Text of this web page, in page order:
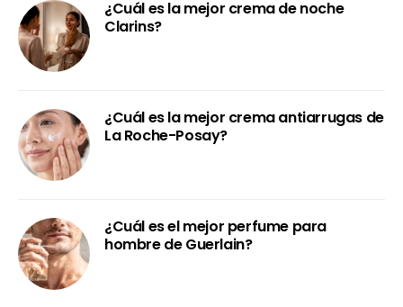
¿Cuál es la mejor crema de noche
Clarins?
¿Cuál es la mejor crema antiarrugas de
La Roche-Posay?
¿Cuál es el mejor perfume para
hombre de Guerlain?